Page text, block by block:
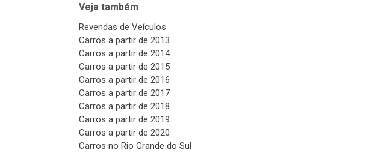
Veja também
Revendas de Veículos
Carros a partir de 2013
Carros a partir de 2014
Carros a partir de 2015
Carros a partir de 2016
Carros a partir de 2017
Carros a partir de 2018
Carros a partir de 2019
Carros a partir de 2020
Carros no Rio Grande do Sul